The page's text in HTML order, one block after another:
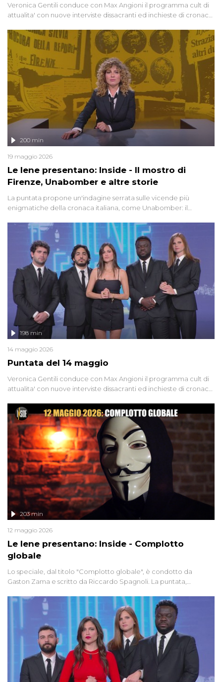
Veronica Gentili conduce con Max Angioni il programma cult di
attualita' con nuove interviste dissacranti ed inchieste di cronaca
Le Iene presentano: Inside - Il mostro di
Firenze, Unabomber e altre storie
200 min
19 maggio 2026
La puntata propone un'indagine serrata sulle vicende più
enigmatiche della cronaca italiana, come Unabomber: il
'90 e il 2000 che, inquietantemente, potrebbe essere ancora in
libertà. Lo speciale affronta inoltre le zone d'ombra sul Mostro di
Firenze, le cui responsabilità appaiono ancora oggi avvolte in un
groviglio di dubbi mai chiariti. Nel corso dello speciale anche
l'intervista inedita a Olindo Romano, realizzata ne...
Puntata del 14 maggio
198 min
14 maggio 2026
Veronica Gentili conduce con Max Angioni il programma cult di
attualita' con nuove interviste dissacranti ed inchieste di cronaca
Le Iene presentano: Inside - Complotto
globale
203 min
12 maggio 2026
Lo speciale, dal titolo "Complotto globale", è condotto da
Gaston Zama e scritto da Riccardo Spagnoli. La puntata,
racconta l'universo delle narrazioni alternative, dei sospetti
globali e del complottismo che negli ultimi anni hanno invaso
social network, talk show, piazze digitali e immaginario collettivo.